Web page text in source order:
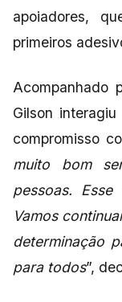
apoiadores,
primeiros
Acompanhado
Gilson
compromisso
muito bom
pessoas.
Vamos
determinação
para todos”,